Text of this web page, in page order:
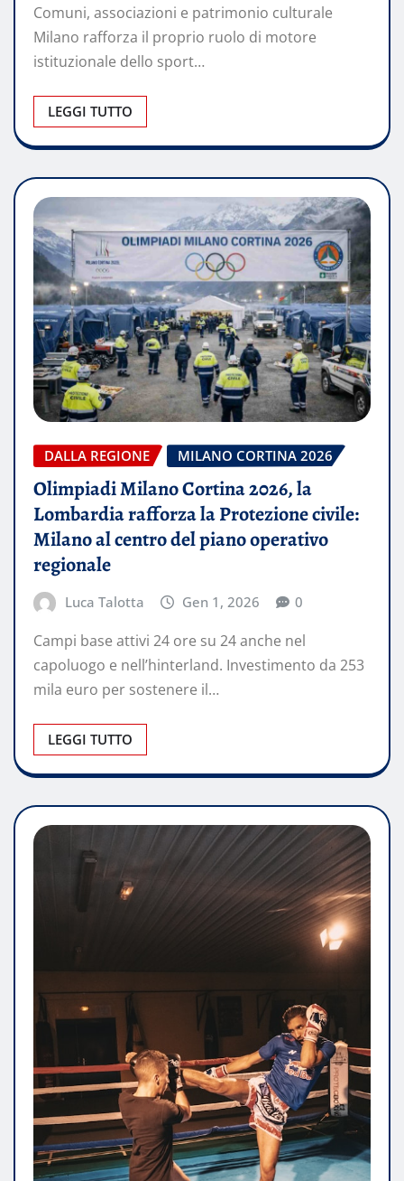
Comuni, associazioni e patrimonio culturale
Milano rafforza il proprio ruolo di motore
istituzionale dello sport…
LEGGI TUTTO
DALLA REGIONE MILANO CORTINA 2026
Olimpiadi Milano Cortina 2026, la
Lombardia rafforza la Protezione civile:
Milano al centro del piano operativo
regionale
Luca Talotta Gen 1, 2026 0
Campi base attivi 24 ore su 24 anche nel
capoluogo e nell’hinterland. Investimento da 253
mila euro per sostenere il…
LEGGI TUTTO